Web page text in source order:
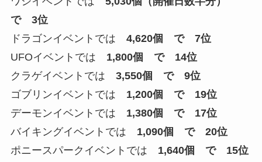
で 3位
ドラゴンイベントでは 4,620個 で 7位
UFOイベントでは 1,800個 で 14位
クラゲイベントでは 3,550個 で 9位
ゴブリンイベントでは 1,200個 で 19位
デーモンイベントでは 1,380個 で 17位
バイキングイベントでは 1,090個 で 20位
ポニースパークイベントでは 1,640個 で 15位